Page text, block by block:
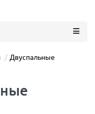
Двуспальные